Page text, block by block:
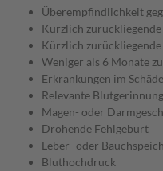
Überempfindlichkeit
Kürzlich
Kürzlich
Weniger als 6 Monate
Erkrankungen im
Relevante
Magen- oder
Drohende Fehlgeburt
Leber- oder
Bluthochdruck